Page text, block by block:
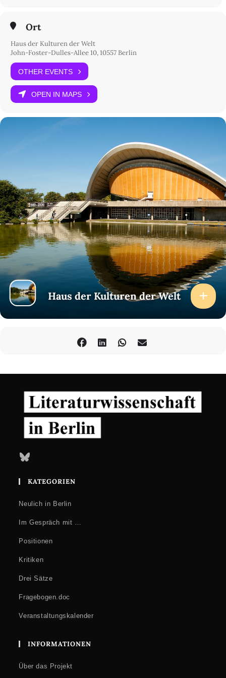
Ort
Haus der Kulturen der Welt
John-Foster-Dulles-Allee 10, 10557 Berlin
OTHER EVENTS
OPEN IN MAPS
Haus der Kulturen der Welt
Bluesky
KATEGORIEN
Neulich in Berlin
Im Gespräch mit …
Positionen
Kritiken
Drei Sätze
Fragebogen.doc
Veranstaltungskalender
INFORMATIONEN
Über das Projekt